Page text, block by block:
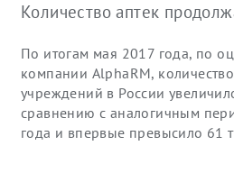
Количество аптек
По итогам мая 2017 года, по
компании AlphaRM,
учреждений в России
сравнению с аналогичным
года и впервые превысило 61